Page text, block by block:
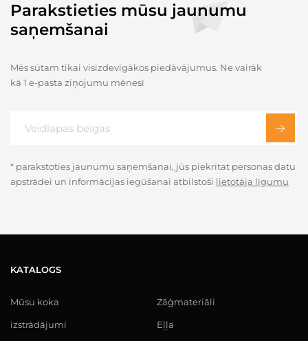
Parakstieties mūsu jaunumu
saņemšanai
Mēs sūtam tikai visizdevīgākos piedāvājumus. Ne vairāk
kā 1 e-pasta ziņojumu mēnesī
* parakstoties jaunumu saņemšanai, jūs piekrītat personas datu
apstrādei un informācijas iegūšanai atbilstoši lietotāja līgumu
KATALOGS
Mūsu koka
izstrādājumi
Zāģmateriāli
Eļļa